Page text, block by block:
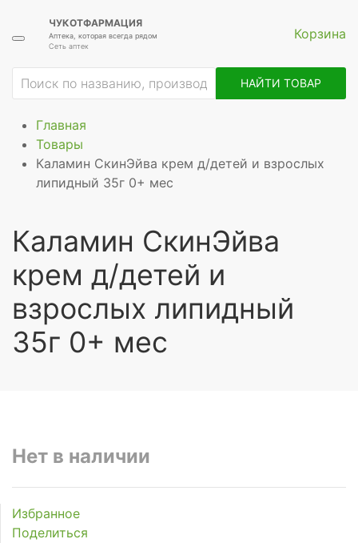
ЧУКОТФАРМАЦИЯ
Аптека, которая всегда рядом
Сеть аптек
Корзина
НАЙТИ ТОВАР
Главная
Товары
Каламин СкинЭйва крем д/детей и взрослых
липидный 35г 0+ мес
Каламин СкинЭйва
крем д/детей и
взрослых липидный
35г 0+ мес
Нет в наличии
Избранное
Поделиться